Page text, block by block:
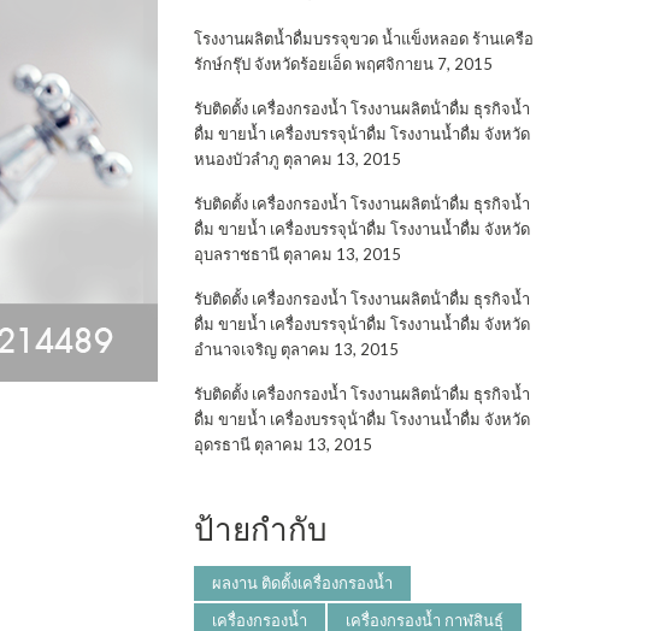
โรงงานผลิตน้ำดื่มบรรจุขวด น้ำแข็งหลอด ร้านเครือ
รักษ์กรุ๊ป จังหวัดร้อยเอ็ดพฤศจิกายน 7, 2015
รับติดตั้ง เครื่องกรองน้ำ โรงงานผลิตน้ําดื่ม ธุรกิจน้ำ
ดื่ม ขายน้ำ เครื่องบรรจุน้ําดื่ม โรงงานน้ำดื่ม จังหวัด
หนองบัวลำภู ตุลาคม 13, 2015
รับติดตั้ง เครื่องกรองน้ำ โรงงานผลิตน้ําดื่ม ธุรกิจน้ำ
ดื่ม ขายน้ำ เครื่องบรรจุน้ําดื่ม โรงงานน้ำดื่ม จังหวัด
อุบลราชธานี ตุลาคม 13, 2015
รับติดตั้ง เครื่องกรองน้ำ โรงงานผลิตน้ําดื่ม ธุรกิจน้ำ
ดื่ม ขายน้ำ เครื่องบรรจุน้ําดื่ม โรงงานน้ำดื่ม จังหวัด
อำนาจเจริญ ตุลาคม 13, 2015
รับติดตั้ง เครื่องกรองน้ำ โรงงานผลิตน้ําดื่ม ธุรกิจน้ำ
ดื่ม ขายน้ำ เครื่องบรรจุน้ําดื่ม โรงงานน้ำดื่ม จังหวัด
อุดรธานี ตุลาคม 13, 2015
ป้ายกำกับ
ผลงาน ติดตั้งเครื่องกรองน้ำ
เครื่องกรองน้ำ
เครื่องกรองน้ำ กาฬสินธุ์